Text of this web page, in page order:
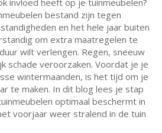
invloed heeft op je tuinmeubelen?
bestand zijn tegen
en het hele jaar buiten
om extra maatregelen te
wilt verlengen. Regen, sneeuw
schade veroorzaken. Voordat je je
wintermaanden, is het tijd om je
te maken. In dit blog lees je stap
optimaal beschermt in
voorjaar weer stralend in de tuin